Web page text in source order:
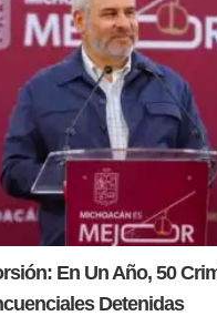
En Un Año, 50
Detenidas